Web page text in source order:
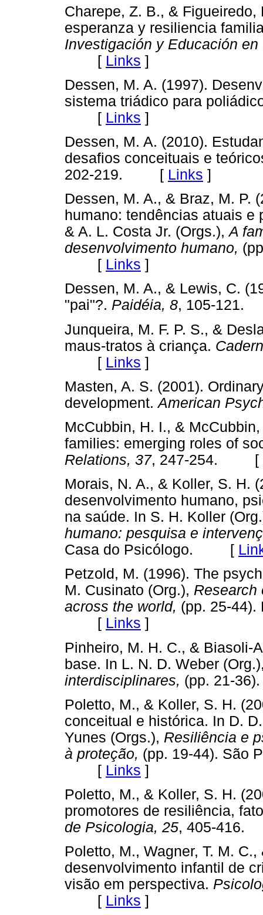
Charepe, Z. B., &
esperanza y resiliencia
Investigación y Educación en
[ Links ]
Dessen, M. A. (1997).
sistema triádico para
[ Links ]
Dessen, M. A. (2010).
desafios conceituais e
202-219. [ Links ]
Dessen, M. A., & Braz, M. P.
humano: tendências atuais e
& A. L. Costa Jr. (Orgs.),A
desenvolvimento humano,
[ Links ]
Dessen, M. A., & Lewis, C.
"pai"?. Paidéia, 8, 105-
Junqueira, M. F. P. S., &
maus-tratos à criança.
[ Links ]
Masten, A. S. (2001).
development.American
McCubbin, H. I., &
families: emerging roles of
Relations, 37, 247-254. [
Morais, N. A., & Koller, S. H.
desenvolvimento humano,
na saúde. In S. H. Koller
humano: pesquisa e
Casa do Psicólogo. [
Petzold, M. (1996). The
M. Cusinato (Org.), Research
across the world, (pp. 25-44).
[ Links ]
Pinheiro, M. H. C., & Biasoli-
base. In L. N. D. Weber
interdisciplinares, (pp. 21-
Poletto, M., & Koller, S. H.
conceitual e histórica. In D.
Yunes (Orgs.), Resiliência e
à proteção, (pp. 19-44). São
[ Links ]
Poletto, M., & Koller, S. H.
promotores de resiliência,
de Psicologia, 25, 405-
Poletto, M., Wagner, T. M.
desenvolvimento infantil de
visão em perspectiva.
[ Links ]